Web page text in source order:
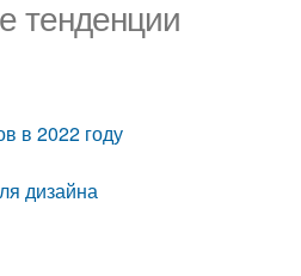
тенденции
в 2022 году
дизайна